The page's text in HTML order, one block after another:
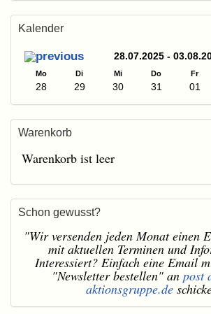
Kalender
28.07.2025 -
Mo Di Mi Do Fr
28 29 30 31 01
Warenkorb
Warenkorb ist leer
Schon gewusst?
"Wir versenden jeden Monat einen
mit aktuellen Terminen und
Interessiert? Einfach eine Email
"Newsletter bestellen" an post
aktionsgruppe.de